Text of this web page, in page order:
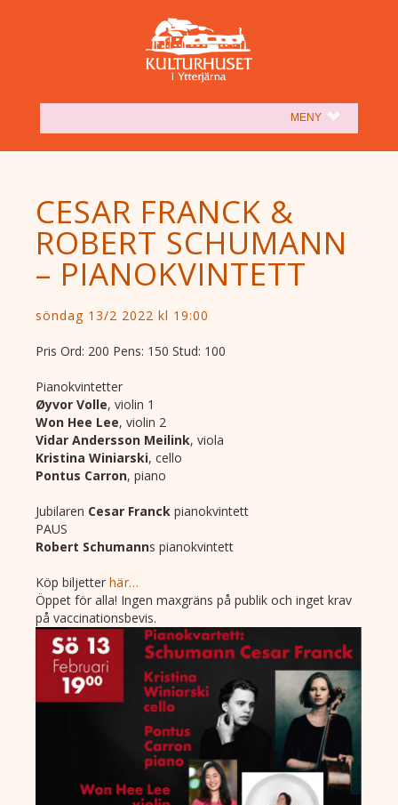
MENY (SHOW)
CESAR FRANCK &
ROBERT SCHUMANN
– PIANOKVINTETT
söndag 13/2 2022 kl 19:00
Pris Ord: 200 Pens: 150 Stud: 100
Pianokvintetter
Øyvor Volle, violin 1
Won Hee Lee, violin 2
Vidar Andersson Meilink, viola
Kristina Winiarski, cello
Pontus Carron, piano
Jubilaren Cesar Franck pianokvintett
PAUS
Robert Schumanns pianokvintett
Köp biljetter här…
Öppet för alla! Ingen maxgräns på publik och inget krav
på vaccinationsbevis.